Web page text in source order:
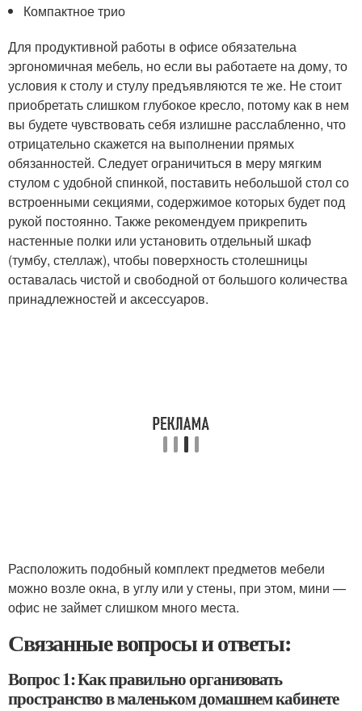
Компактное трио
Для продуктивной работы в офисе обязательна
эргономичная мебель, но если вы работаете на дому, то
условия к столу и стулу предъявляются те же. Не стоит
приобретать слишком глубокое кресло, потому как в нем
вы будете чувствовать себя излишне расслабленно, что
отрицательно скажется на выполнении прямых
обязанностей. Следует ограничиться в меру мягким
стулом с удобной спинкой, поставить небольшой стол со
встроенными секциями, содержимое которых будет под
рукой постоянно. Также рекомендуем прикрепить
настенные полки или установить отдельный шкаф
(тумбу, стеллаж), чтобы поверхность столешницы
оставалась чистой и свободной от большого количества
принадлежностей и аксессуаров.
Расположить подобный комплект предметов мебели
можно возле окна, в углу или у стены, при этом, мини —
офис не займет слишком много места.
Связанные вопросы и ответы:
Вопрос 1: Как правильно организовать
пространство в маленьком домашнем кабинете